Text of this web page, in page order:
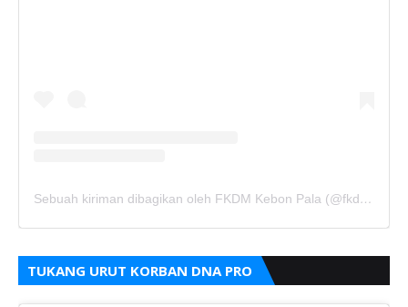
Sebuah kiriman dibagikan oleh FKDM Kebon Pala (@fkdm_kebonpala)
TUKANG URUT KORBAN DNA PRO